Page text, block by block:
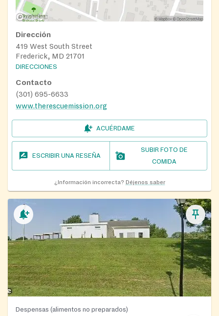
Dirección
419 West South Street
Frederick, MD 21701
DIRECCIONES
Contacto
(301) 695-6633
www.therescuemission.org
ACUÉRDAME
ESCRIBIR UNA RESEÑA
SUBIR FOTO DE
COMIDA
¿Información incorrecta? Déjenos saber
Despensas (alimentos no preparados)